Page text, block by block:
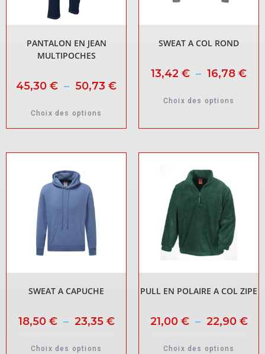
PANTALON EN JEAN
MULTIPOCHES
45,30 € – 50,73 €
Choix des options
SWEAT A COL ROND
13,42 € – 16,78 €
Choix des options
SWEAT A CAPUCHE
18,50 € – 23,35 €
Choix des options
PULL EN POLAIRE A COL ZIPE
21,00 € – 22,90 €
Choix des options